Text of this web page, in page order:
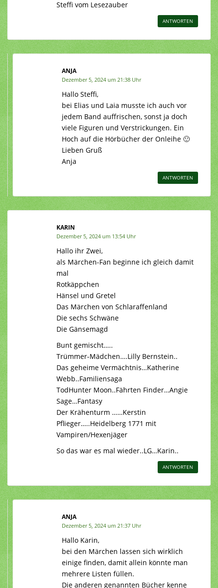
Steffi vom Lesezauber
ANTWORTEN
ANJA
Dezember 5, 2024 um 21:38 Uhr
Hallo Steffi,
bei Elias und Laia musste ich auch vor
jedem Band auffrischen, sonst ja doch
viele Figuren und Verstrickungen. Ein
Hoch auf die Hörbücher der Onleihe 🙂
Lieben Gruß
Anja
ANTWORTEN
KARIN
Dezember 5, 2024 um 13:54 Uhr
Hallo ihr Zwei,
als Märchen-Fan beginne ich gleich damit
mal
Rotkäppchen
Hänsel und Gretel
Das Märchen von Schlaraffenland
Die sechs Schwäne
Die Gänsemagd
Bunt gemischt…..
Trümmer-Mädchen….Lilly Bernstein..
Das geheime Vermächtnis…Katherine
Webb..Familiensaga
TodHunter Moon..Fährten Finder…Angie
Sage…Fantasy
Der Krähenturm ……Kerstin
Pflieger…..Heidelberg 1771 mit
Vampiren/Hexenjäger
So das war es mal wieder..LG…Karin..
ANTWORTEN
ANJA
Dezember 5, 2024 um 21:37 Uhr
Hallo Karin,
bei den Märchen lassen sich wirklich
einige finden, damit allein könnte man
mehrere Listen füllen.
Die anderen genannten Bücher kenne